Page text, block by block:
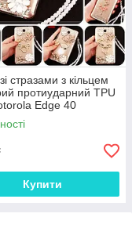
стразами з кільцем
протиударний TPU
Edge 40
Купити